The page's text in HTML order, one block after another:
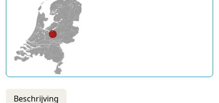
Beschrijving